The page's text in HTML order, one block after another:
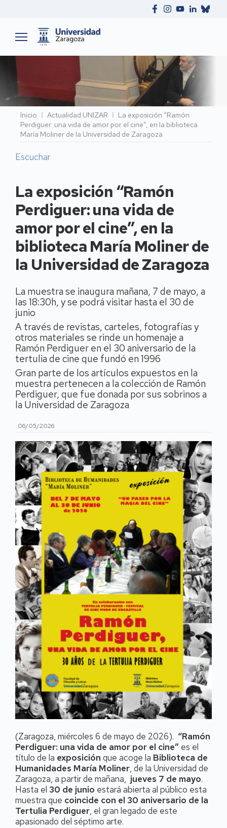
Ruta
de
navegación
Inicio Actualidad UNIZAR
La exposición “Ramón
Perdiguer: una vida de amor por el cine”, en la biblioteca
María Moliner de la Universidad de Zaragoza
Escuchar
La exposición “Ramón
Perdiguer: una vida de
amor por el cine”, en la
biblioteca María Moliner de
la Universidad de Zaragoza
La muestra se inaugura mañana, 7 de mayo, a
las 18:30h, y se podrá visitar hasta el 30 de
junio
A través de revistas, carteles, fotografías y
otros materiales se rinde un homenaje a
Ramón Perdiguer en el 30 aniversario de la
tertulia de cine que fundó en 1996
Gran parte de los artículos expuestos en la
muestra pertenecen a la colección de Ramón
Perdiguer, que fue donada por sus sobrinos a
la Universidad de Zaragoza
06/05/2026
(Zaragoza, miércoles 6 de mayo de 2026). “Ramón
Perdiguer: una vida de amor por el cine” es el
título de la exposición que acoge la Biblioteca de
Humanidades María Moliner, de la Universidad de
Zaragoza, a partir de mañana, jueves 7 de mayo.
Hasta el 30 de junio estará abierta al público esta
muestra que coincide con el 30 aniversario de la
Tertulia Perdiguer, el gran legado de este
apasionado del séptimo arte.